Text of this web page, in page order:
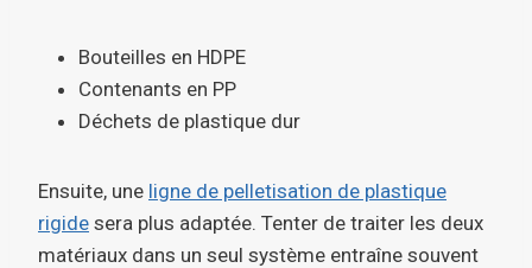
Bouteilles en HDPE
Contenants en PP
Déchets de plastique dur
Ensuite, une ligne de pelletisation de plastique
rigide sera plus adaptée. Tenter de traiter les deux
matériaux dans un seul système entraîne souvent